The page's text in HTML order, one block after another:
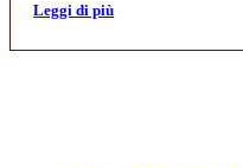
Leggi di più